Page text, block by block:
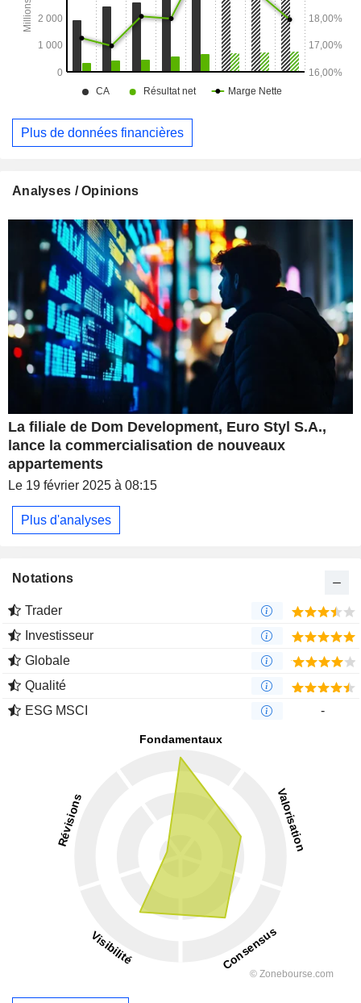
Plus de données financières
Analyses / Opinions
La filiale de Dom Development, Euro Styl S.A.,
lance la commercialisation de nouveaux
appartements
Le 19 février 2025 à 08:15
Plus d'analyses
Notations
Trader
Investisseur
Globale
Qualité
ESG MSCI
-